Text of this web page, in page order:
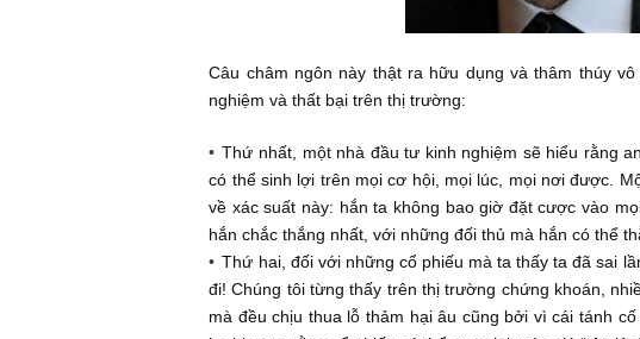
Câu châm ngôn này thật ra hữu dụng và
nghiệm và thất bại trên thị trường: